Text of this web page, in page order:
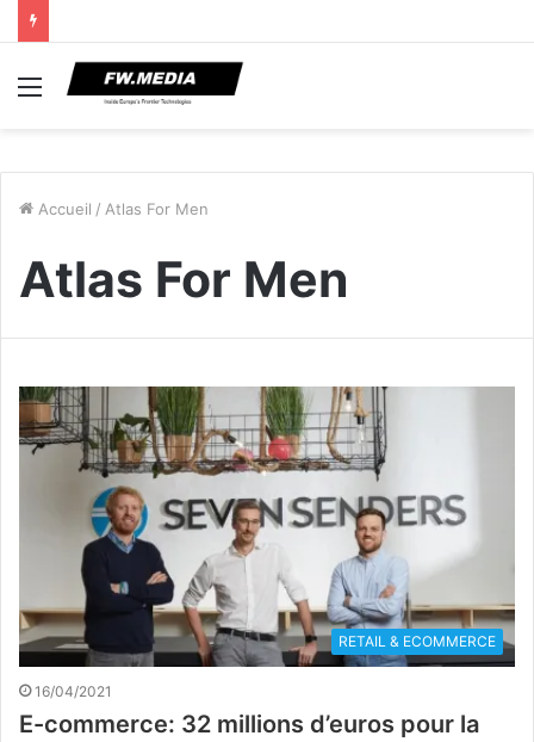
Menu
Accueil / Atlas For Men
Atlas For Men
RETAIL & ECOMMERCE
16/04/2021
E-commerce: 32 millions d’euros pour la